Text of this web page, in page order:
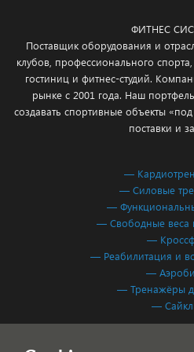
ФИТНЕС
Поставщик оборудования и
клубов, профессионального
гостиниц и фитнес-студий.
рынке с 2001 года. Наш
создавать спортивные объекты
поставки и
—
— Силовые
—
— Свободные веса
—
— Реабилитация и
—
— Тренажёры
—